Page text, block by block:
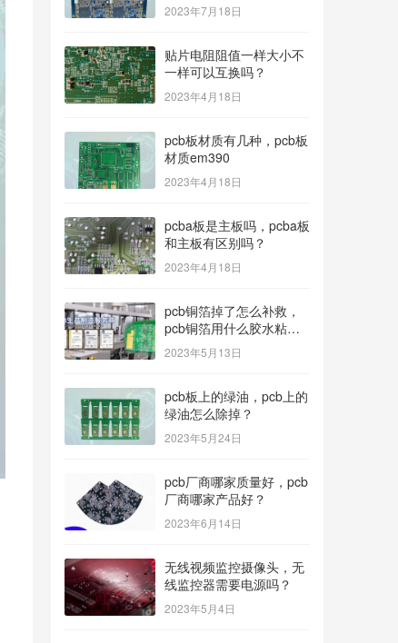
2023年7月18日
贴片电阻阻值一样大小不
一样可以互换吗？
2023年4月18日
pcb板材质有几种，pcb板
材质em390
2023年4月18日
pcba板是主板吗，pcba板
和主板有区别吗？
2023年4月18日
pcb铜箔掉了怎么补救，
pcb铜箔用什么胶水粘上
的？
2023年5月13日
pcb板上的绿油，pcb上的
绿油怎么除掉？
2023年5月24日
pcb厂商哪家质量好，pcb
厂商哪家产品好？
2023年6月14日
无线视频监控摄像头，无
线监控器需要电源吗？
2023年5月4日